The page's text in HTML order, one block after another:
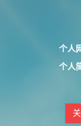
个人
个人